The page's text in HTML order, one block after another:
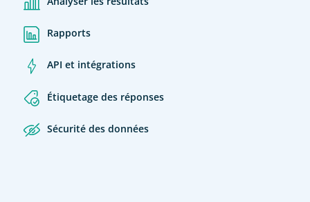
Rapports
API et intégrations
Étiquetage des réponses
Sécurité des données